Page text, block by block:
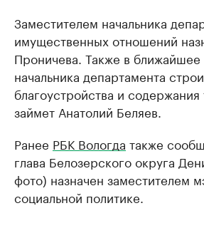
Заместителем начальника
имущественных отношений
Проничева. Также в
начальника департамента
благоустройства и
займет Анатолий Беляев.
Ранее РБК Вологда также
глава Белозерского округа
фото) назначен заместителем
социальной политике.